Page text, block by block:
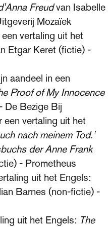
Freudvan Isabelle
Mozaïek
vertaling uit het
Etgar Keret (fictie) -
aandeel in een
Proof of My Innocence
De Bezige Bij
een vertaling uit het
nach meinem Tod.'
der Anne Frank
- Prometheus
uit het Engels:
Barnes (non-fictie) -
uit het Engels: The